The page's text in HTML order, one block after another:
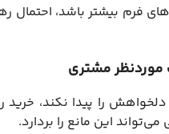
فرم بیشتر باشد، احتمال
را پیدا نکند، خرید
این مانع را بردارد.